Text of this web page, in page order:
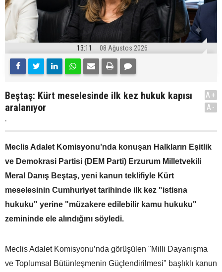
13:11 08 Ağustos 2026
Beştaş: Kürt meselesinde ilk kez hukuk kapısı
aralanıyor
.
A+
A-
Meclis Adalet Komisyonu’nda konuşan Halkların Eşitlik
ve Demokrasi Partisi (DEM Parti) Erzurum Milletvekili
Meral Danış Beştaş, yeni kanun teklifiyle Kürt
meselesinin Cumhuriyet tarihinde ilk kez "istisna
hukuku" yerine "müzakere edilebilir kamu hukuku"
zemininde ele alındığını söyledi.
Meclis Adalet Komisyonu’nda görüşülen "Milli Dayanışma
ve Toplumsal Bütünleşmenin Güçlendirilmesi" başlıklı kanun